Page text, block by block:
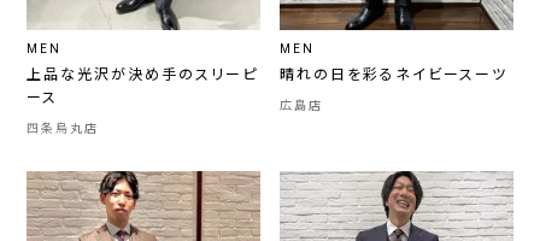
MEN
上品な光沢が決め手のスリーピ
ース
四条烏丸店
MEN
晴れの日を彩るネイビースーツ
広島店